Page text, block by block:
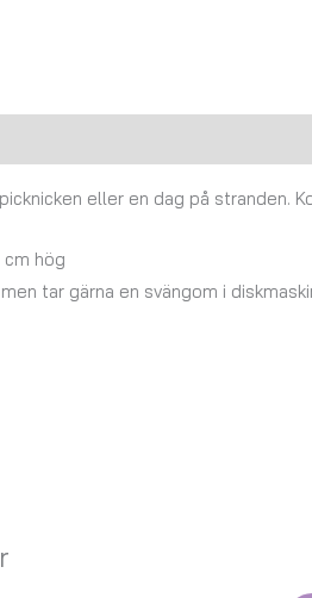
eller en dag på stranden.
hög
tar gärna en svängom i